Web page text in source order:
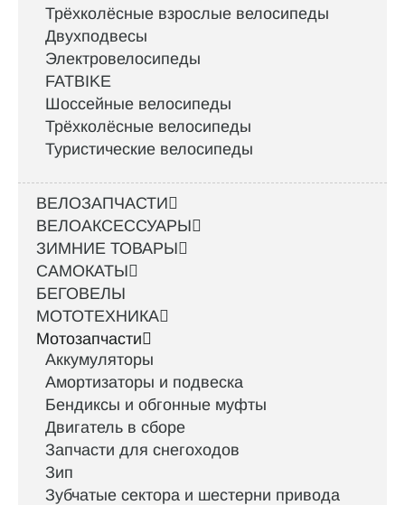
Трёхколёсные взрослые велосипеды
Двухподвесы
Электровелосипеды
FATBIKE
Шоссейные велосипеды
Трёхколёсные велосипеды
Туристические велосипеды
ВЕЛОЗАПЧАСТИ
ВЕЛОАКСЕССУАРЫ
ЗИМНИЕ ТОВАРЫ
САМОКАТЫ
БЕГОВЕЛЫ
МОТОТЕХНИКА
Мотозапчасти
Аккумуляторы
Амортизаторы и подвеска
Бендиксы и обгонные муфты
Двигатель в сборе
Запчасти для снегоходов
Зип
Зубчатые сектора и шестерни привода